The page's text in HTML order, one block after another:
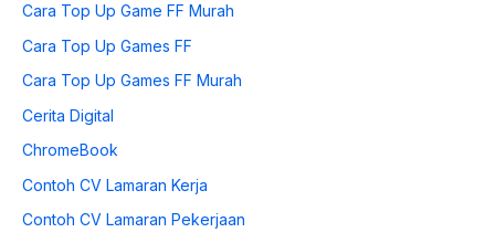
Cara Top Up Game FF Murah
Cara Top Up Games FF
Cara Top Up Games FF Murah
Cerita Digital
ChromeBook
Contoh CV Lamaran Kerja
Contoh CV Lamaran Pekerjaan